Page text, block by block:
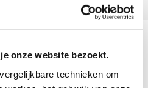
onze website bezoekt.
technieken om